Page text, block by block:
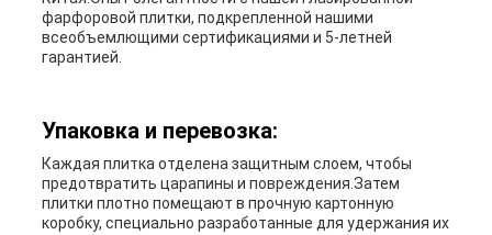
фарфоровой плитки, подкрепленной нашими
всеобъемлющими сертификациями и 5-летней
гарантией.
Упаковка и перевозка:
Каждая плитка отделена защитным слоем, чтобы
предотвратить царапины и повреждения.Затем
плитки плотно помещают в прочную картонную
коробку, специально разработанные для удержания их